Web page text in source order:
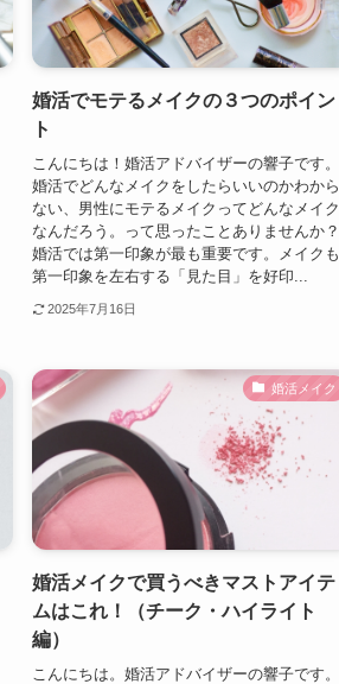
婚活でモテるメイクの３つのポイン
ト
こんにちは！婚活アドバイザーの響子です。
婚活でどんなメイクをしたらいいのかわから
ない、男性にモテるメイクってどんなメイク
なんだろう。って思ったことありませんか？
婚活では第一印象が最も重要です。メイクも
第一印象を左右する「見た目」を好印...
2025年7月16日
婚活メイク
婚活メイクで買うべきマストアイテ
ムはこれ！（チーク・ハイライト
編）
こんにちは。婚活アドバイザーの響子です。